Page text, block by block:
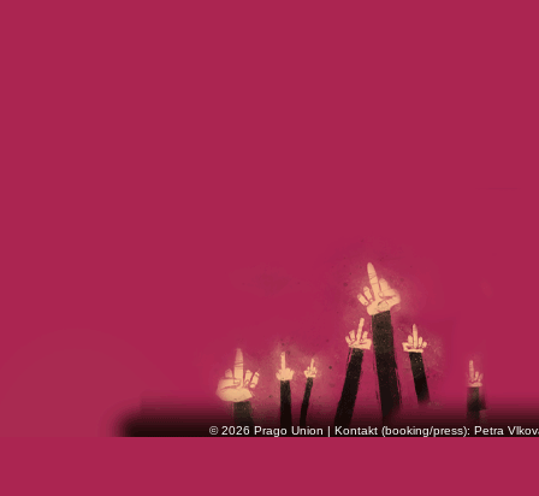
© 2026 Prago Union | Kontakt (booking/press): Petra